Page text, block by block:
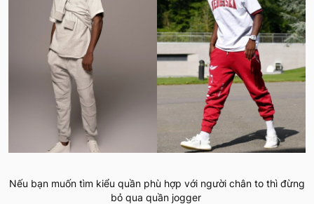
Nếu bạn muốn tìm kiểu quần phù hợp với người chân to thì đừng
bỏ qua quần jogger